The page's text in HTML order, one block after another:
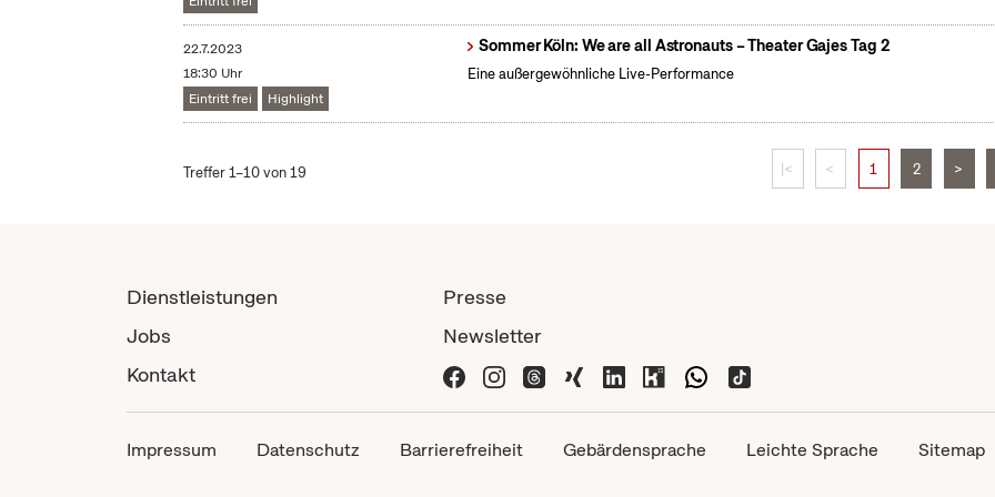
22.7.2023
18:30 Uhr
Eintritt frei
Highlight
Sommer Köln: We are all Astronauts – Theater Gajes Tag 2
Eine außergewöhnliche Live-Performance
Treffer 1–10 von 19 |< < 1 2 >
Dienstleistungen
Jobs
Kontakt
Presse
Newsletter
Impressum Datenschutz Barrierefreiheit Gebärdensprache Leichte Sprache Sitemap